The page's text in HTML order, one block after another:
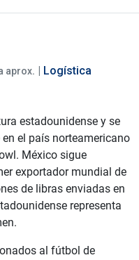
aprox. |
Logística
estadounidense y se
el país norteamericano
México sigue
exportador mundial de
de libras enviadas en
representa
al fútbol de